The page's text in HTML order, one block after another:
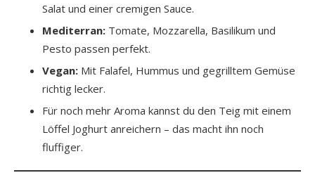
Salat und einer cremigen Sauce.
Mediterran: Tomate, Mozzarella, Basilikum und
Pesto passen perfekt.
Vegan: Mit Falafel, Hummus und gegrilltem Gemüse
richtig lecker.
Für noch mehr Aroma kannst du den Teig mit einem
Löffel Joghurt anreichern – das macht ihn noch
fluffiger.